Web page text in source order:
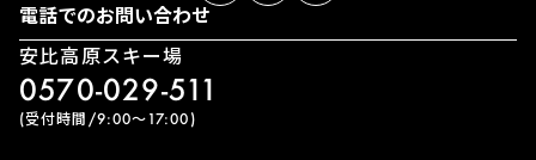
電話でのお問い合わせ
安比高原スキー場
0570-029-511
(受付時間/9:00〜17:00)